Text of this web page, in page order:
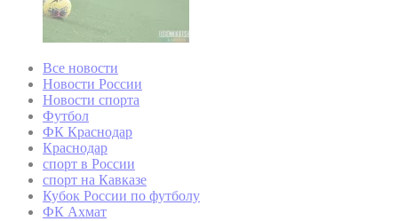
Все новости
Новости России
Новости спорта
Футбол
ФК Краснодар
Краснодар
спорт в России
спорт на Кавказе
Кубок России по футболу
ФК Ахмат